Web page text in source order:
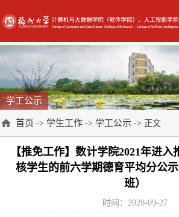
学工公示
首页 -> 学生工作 -> 学工公示 -> 正文
【推免工作】数计学院2021年进
核学生的前六学期德育平均分公
班）
时间：2020-09-27